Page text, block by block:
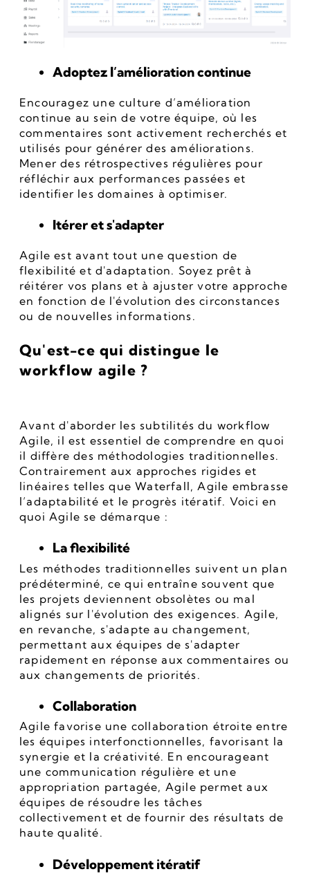
Adoptez l’amélioration continue
Encouragez une culture d’amélioration
continue au sein de votre équipe, où les
commentaires sont activement recherchés et
utilisés pour générer des améliorations.
Mener des rétrospectives régulières pour
réfléchir aux performances passées et
identifier les domaines à optimiser.
Itérer et s'adapter
Agile est avant tout une question de
flexibilité et d'adaptation. Soyez prêt à
réitérer vos plans et à ajuster votre approche
en fonction de l'évolution des circonstances
ou de nouvelles informations.
Qu'est-ce qui distingue le
workflow agile ?
Avant d'aborder les subtilités du workflow
Agile, il est essentiel de comprendre en quoi
il diffère des méthodologies traditionnelles.
Contrairement aux approches rigides et
linéaires telles que Waterfall, Agile embrasse
l’adaptabilité et le progrès itératif. Voici en
quoi Agile se démarque :
La flexibilité
Les méthodes traditionnelles suivent un plan
prédéterminé, ce qui entraîne souvent que
les projets deviennent obsolètes ou mal
alignés sur l'évolution des exigences. Agile,
en revanche, s'adapte au changement,
permettant aux équipes de s'adapter
rapidement en réponse aux commentaires ou
aux changements de priorités.
Collaboration
Agile favorise une collaboration étroite entre
les équipes interfonctionnelles, favorisant la
synergie et la créativité. En encourageant
une communication régulière et une
appropriation partagée, Agile permet aux
équipes de résoudre les tâches
collectivement et de fournir des résultats de
haute qualité.
Développement itératif